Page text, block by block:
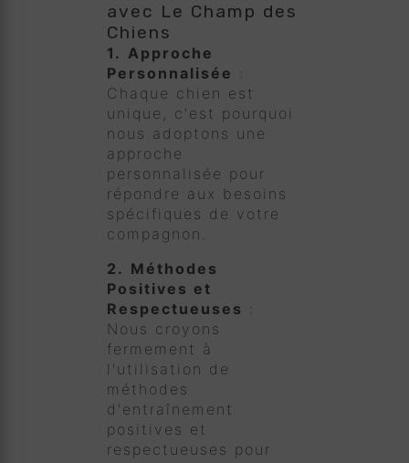
avec Le Champ des
Chiens
1. Approche
Personnalisée :
Chaque chien est
unique, c'est pourquoi
nous adoptons une
approche
personnalisée pour
répondre aux besoins
spécifiques de votre
compagnon.
2. Méthodes
Positives et
Respectueuses :
Nous croyons
fermement à
l'utilisation de
méthodes
d'entraînement
positives et
respectueuses pour